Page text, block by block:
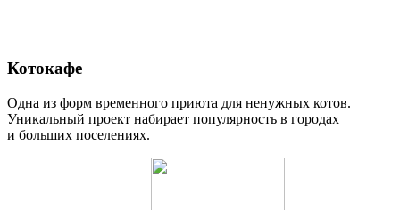
Котокафе
Одна из форм временного приюта для ненужных котов.
Уникальный проект набирает популярность в городах
и больших поселениях.